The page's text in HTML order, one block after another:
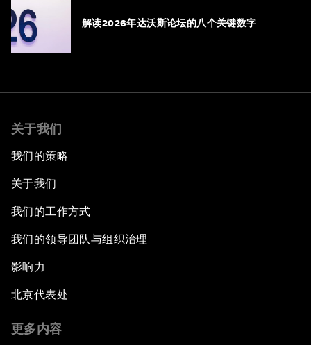
解读2026年达沃斯论坛的八个关键数字
关于我们
我们的策略
关于我们
我们的工作方式
我们的领导团队与组织治理
影响力
北京代表处
更多内容